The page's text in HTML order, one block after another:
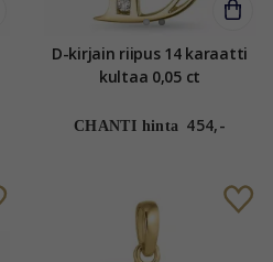
D-kirjain riipus 14 karaatti
kultaa 0,05 ct
CHANTI hinta 454,-